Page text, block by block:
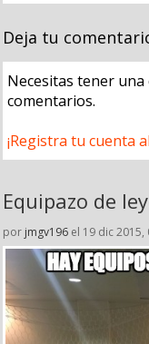
Deja tu
Necesitas tener
comentarios.
¡Registra tu cuenta
Equipazo de
por jmgv196 el 19 dic 2015,